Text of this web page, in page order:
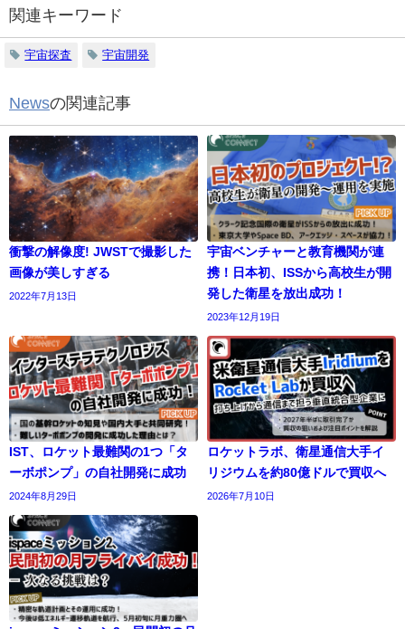
関連キーワード
宇宙探査 宇宙開発
Newsの関連記事
衝撃の解像度! JWSTで撮影した
画像が美しすぎる
2022年7月13日
宇宙ベンチャーと教育機関が連
携！日本初、ISSから高校生が開
発した衛星を放出成功！
2023年12月19日
IST、ロケット最難関の1つ「タ
ーボポンプ」の自社開発に成功
2024年8月29日
ロケットラボ、衛星通信大手イ
リジウムを約80億ドルで買収へ
2026年7月10日